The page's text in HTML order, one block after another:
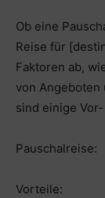
Ob eine
Reise für
Faktoren ab,
von
sind einige
Pauschalreise:
Vorteile: